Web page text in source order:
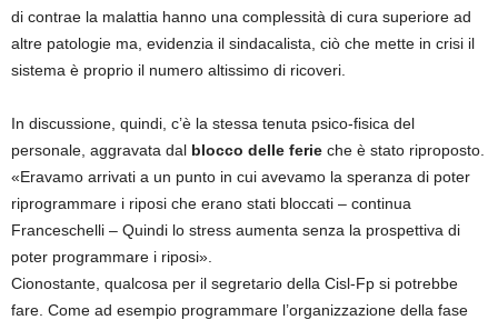
di contrae la malattia hanno una complessità di cura superiore ad
altre patologie ma, evidenzia il sindacalista, ciò che mette in crisi il
sistema è proprio il numero altissimo di ricoveri.
In discussione, quindi, c’è la stessa tenuta psico-fisica del
personale, aggravata dal blocco delle ferie che è stato riproposto.
«Eravamo arrivati a un punto in cui avevamo la speranza di poter
riprogrammare i riposi che erano stati bloccati – continua
Franceschelli – Quindi lo stress aumenta senza la prospettiva di
poter programmare i riposi».
Cionostante, qualcosa per il segretario della Cisl-Fp si potrebbe
fare. Come ad esempio programmare l’organizzazione della fase